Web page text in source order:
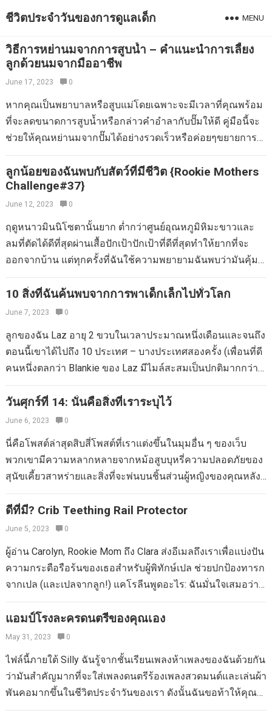
ชีวิตประจำวันของการดูแลเด็ก MENU
วิธีการหย่านมจากการสูบน้ำ – คำแนะนำการเลี้ยง
ลูกด้วยนมจากมืออาชีพ
June 17, 2023 0
หากคุณเป็นพยาบาลหรือสูบแม่โดยเฉพาะจะมีเวลาที่คุณพร้อม
ที่จะลดขนาดการสูบน้ำหรือกล่าวคำอำลากับปั๊มให้ดี คู่มือนี้จะ
ช่วยให้คุณหย่านมจากปั๊มได้อย่างรวดเร็วหรือค่อยๆขยายการ
น้ำนั้นง่ายกว่าที่คุณคาดไว้มากในขณะที่คุณควบคุมได้เมื่อใด
และเท่าใดคุณสามารถเลือกวิธีที่เหมาะสมกับคุณได้ดีที่สุด วิธี
การหย่านมจากการสูบน้ำ – คำแนะนำการเลี้ยงลูกด้วยนมจาก
มืออาชีพ ทำไมคุณถึงหย่านมจากการสูบฉีด คุณอาจเป็นแม่
ของทารกก่อนวัยอันควรและสูบฉีดในขณะที่ทารกอยู่ใน NICU
หรือโรงพยาบาล ตอนนี้ทารกอยู่บ้านและพยาบาลได้อย่าง
สวยงามคุณพร้อมที่จะลดปริมาณที่คุณสูบฉีด หรือคุณอาจสูบ
ฉีดเพื่อช่วยสร้างอุปทานหรือสร้างช่องแช่แข็งของนมแม่ ตอนนี้
คุณมีอุปทานที่ดีและ/หรือช่องแช่แข็งที่เต็มไปด้วยทองคำเหลว
มันอาจถึงเวลาที่จะลดการสูบน้ำของคุณ คุณอาจเป็นแม่ปั๊มและ
ให้อาหารแม่และตัวเล็ก ๆ ของคุณเริ่มหย่านมจากขวดและคุณ
พร้อมที่จะลดความพยายามในการสูบน้ำของคุณ หรือคุณอาจ
กลับไปทำงานและสูบฉีดในวันนั้น แต่ตอนนี้เล็ก ๆ น้อย ๆ ของ
ฉีดต่อไปอีกต่อไปในขณะที่ทำงาน ไม่ว่าเหตุผลของคุณในการ
หย่านมจากปั๊มไม่ว่าคุณจะวางแผนที่จะปั๊มน้อยลงหรือหยุดการ
รายบุคคลหรือรวมกันเพื่อบรรลุเป้าหมายของคุณ เพิ่มเวลา
ระหว่างการสูบฉีด หากคุณปั๊มทุก ๆ 2-3 ชั่วโมงจะค่อยๆเริ่มเพิ่ม
เวลาระหว่างเซสชัน ไปช้าๆในตอนแรกเพิ่ม 30…
ลูกน้อยของฉันพบกับสัตว์ที่มีชีวิต {Rookie Mothers
Challenge#37}
June 12, 2023 0
ฤดูหนาวมินนิโซตานั้นยาก ต่ำกว่าศูนย์อุณหภูมิหิมะขาวและ
ลมที่ตัดได้ดีที่สุดผ่านเสื้อปักเป้าปักเป้าที่ดีที่สุดทำให้ยากที่จะ
ออกจากบ้าน แต่ทุกครั้งที่ฉันใช้ความพยายามฉันพบว่ามันคุ้ม
ระหว่างทาง สำหรับความท้าทายของฉันฉันเลือกหมายเลข 37
ตรวจสอบร้านขายสัตว์เลี้ยงยกเว้นลูกชายของฉันอีไลและฉันไป
สถานที่ที่คุณไม่สามารถซื้อสัตว์ใด ๆ ได้ – สวนสัตว์มินนิโซตา
(จริง ๆ แล้วฉันทำกิจกรรม #193 พบกับลิงที่สวนสัตว์) เพื่อนของ
ฉันมีครอบครัวผ่านและเธอสามารถนำผู้ใหญ่เพิ่มอีกหนึ่งคนฟรี
และ kiddos อายุต่ำกว่าสองปีก็ฟรีทั้งหมดดังนั้นเราคิดว่ามันน่า
ร่มของสวนสัตว์ เอลีอายุเก้าเดือนและแน่นอนว่าเช้าวันหนึ่งของ
การเยี่ยมชมสวนสัตว์ของเราเขาตื่นขึ้นมาประมาณหนึ่งชั่วโมง
ก่อนเวลาตื่นนอนตามปกติ เนื่องจากระเบิดเวลาเล็ก ๆ น้อย ๆ
ของฉันมีเวลาเพิ่มขึ้นประมาณสองชั่วโมงครึ่งระหว่างงีบฉันรู้
ว่าเราอยู่ในความเหนื่อยล้า – และอาจจะจุกจิก – ตอนเช้า…
10 สิ่งที่ฉันค้นพบจากการพาเด็กเล็กไปทั่วโลก
June 7, 2023 0
ลูกของฉัน Laz อายุ 2 ขวบในเวลาประมาณหนึ่งเดือนและจนถึง
ตอนนี้เขาได้ไปถึง 10 ประเทศ – บางประเทศสองครั้ง (เพื่อนที่ดี
คนหนึ่งตลกว่า Blankie ของ Laz มีไมล์สะสมเป็นปกติมากกว่า
สนุกที่ยอดเยี่ยม แต่ไม่ยาก ซ นี่คือ 10 สิ่งที่ฉันค้นพบจากการพา
เด็กทารกและเด็กเล็กทั่วโลก ไม่ว่าคุณจะไปที่ไหนหญิงชราคน
หนึ่งจะลงโทษคุณในการแต่งตัวทารกของคุณอย่างอบอุ่น/เย็น/
ไม่ถูกต้องไม่ว่าคุณจะอยู่ในทวีปอะไร ซุ่มซ่อนอยู่ใกล้ ๆ เพื่อให้
คุณเข้าใจว่าคุณแต่งตัวลูกของคุณอย่างไม่เหมาะสมสำหรับ
สภาพอากาศในปัจจุบัน เช่นเดียวกับที่ไม่ต้องกังวลว่าคุณจะไม่
เดียวกับการแสดงออกทางสีหน้าที่ผิดหวัง/ไม่เห็นด้วยเพื่อให้ได้
จุดของเธอ! พยายามที่จะเชื่อในผู้หญิงคนนี้ด้วยความรักใน
ฐานะคุณยายตัวแทนสำหรับลูกของคุณ มิฉะนั้นคุณอาจมีความ
ปรารถนาที่จะตบเธอซึ่งเป็นไปได้มากที่สุดที่คิดว่าหยาบคายใน
ทุกวัฒนธรรมส่วนใหญ่ ผู้เดินเล่นไม่ใช่เพื่อนของคุณเสมอไป…
วันศุกร์ที่ 14: นั่นคือสิ่งที่เราระบุไว้
June 6, 2023 0
นี่คือโพสต์ล่าสุดสิบสี่โพสต์ที่เราแต่งขึ้นในมุมอื่น ๆ ของเว็บ
พวกเขามีความหลากหลายจากหม้อสูบบุหรี่ความปลอดภัยของ
สุนัขเคี้ยวสาหร่ายและสิ่งที่จะพ่นบนชิ้นส่วนผู้หญิงของคุณหลัง
บุหรี่โอเคสำหรับคุณแม่หรือไม่? การคาดหวังให้ผู้หญิงดื่มไวน์
หรือไม่? (แน่นอน.) ไม่มีใครจูบทารกของฉัน แต่ฉัน ฉันโยน 64
งานวิทยาศาสตร์ในช่วงฤดูร้อนนี้ ฉันลืมชื่อทารกแรกเกิดอยู่
เสมอ กระเป๋าเป้สะพายหลังสำหรับทารก“ มากกว่า” หรือไม่? 5
ขั้นตอนในการกัน babyproof สุนัขของคุณ 5 แนวคิดที่ยอดเยี่ยม
(คุณไม่เชื่อในตัวเอง) 5 สิ่งที่คุณไม่ควรซื้อ ข้อกำหนดด้านความ
ฉัน…
ดีที่มี? Crib Teething Rail Protector
June 5, 2023 0
ผู้อ่าน Carolyn, Rookie Mom ถึง Clara ส่งอีเมลถึงเราเพื่อแบ่งปัน
ความกระตือรือร้นของเธอสำหรับผู้พิทักษ์เปล ช่วยปกป้องทารก
จากเปล (และเปลจากลูก!) แคโรลีนพูดอะไร: ฉันมั่นใจเสมอว่า
เลื่อนเวลาจนกระทั่งวันหนึ่งเธอกระแทกฟันของเธอที่ด้านข้าง
ของราวเปลของเธอและเริ่มกรีดร้อง แม้ว่าเธอจะไม่กระแทก
ปากของเธออย่างหนักพอที่จะทำให้เกิดการบาดเจ็บ (ไม่เหมือน
กับเวลาที่ฉันล้มและกระแทกฟันของตัวเองบนโต๊ะ”” ขอบคุณ
พระเจ้าสำหรับวิสุทธิชนที่สำนักงานทันตแพทย์เครื่องสำอาง
ของเรา) และไม่มีความเสียหายกับเธอ ฟันหรือปากคู่สมรสของ
แอมป์โรงละครดนตรีของคุณเอง
May 31, 2023 0
ไฟล์นี้ภายใต้ Silly ฉันรู้จากชั้นเรียนเพลงห้าเพลงของฉันด้วยกัน
ว่ามันสำคัญมากที่จะใส่เพลงดนตรีร้องเพลงสวดมนต์และเล่นผ้า
พันคอมากขึ้นในชีวิตประจำวันของเรา ดังนั้นฉันขอท้าให้คุณ